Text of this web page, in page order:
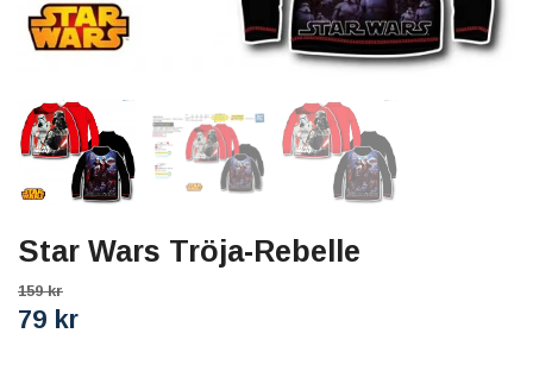
Star Wars Tröja-Rebelle
159 kr
79 kr